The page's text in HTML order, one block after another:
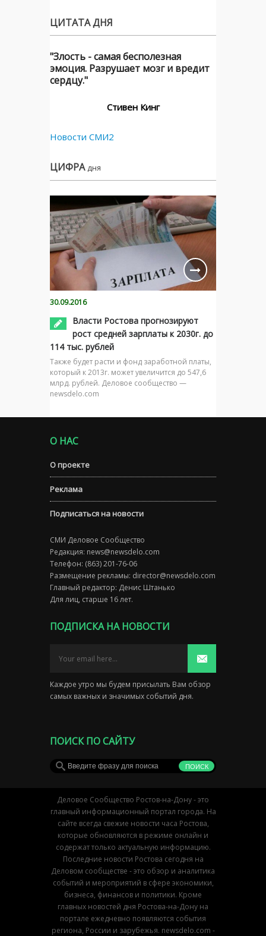
ЦИТАТА ДНЯ
"Злость - самая бесполезная
эмоция. Разрушает мозг и вредит
сердцу."
Стивен Кинг
Новости СМИ2
ЦИФРА дня
30.09.2016
Власти Ростова прогнозируют
рост средней зарплаты к 2030г. до
114 тыс. рублей
Также будет расти и фонд заработной платы,
который к 2013г. может увеличится до 547,6
млрд. рублей. Деловое сообщество —
newsdelo.com
О НАС
О проекте
Реклама
Подписаться на новости
СМИ Деловое Сообщество
Редакция: news@newsdelo.com
Телефон: (863) 201-76-06
Размещение рекламы: director@newsdelo.com
Главный редактор: Денис Штанько
Для лиц, старше 16 лет.
ПОДПИСКА НА НОВОСТИ
Каждое утро мы будем присылать Вам обзор
самых важных и значимых событий дня.
ПОИСК ПО САЙТУ
Деловое Сообщество Ростов-на-Дону - это
главный информационный портал города. На
сайте всегда свежие новости часа Ростова,
которые обновляются в режиме онлайн и
содержат только актуальную информацию.
Последние новости Ростова сегодня на
Деловом сообществе - это обзор и аналитика
событий и мероприятий в сфере экономики,
бизнеса, финансов и политики. Кроме
главных новостей дня Ростова-на-Дону на
портале ежедневно появляются события
региона, России и зарубежья. newsdelo.com -